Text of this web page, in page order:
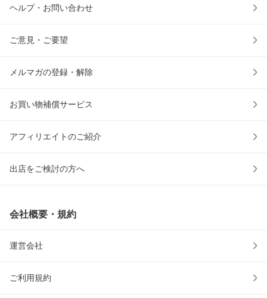
ヘルプ・お問い合わせ
ご意見・ご要望
メルマガの登録・解除
お買い物補償サービス
アフィリエイトのご紹介
出店をご検討の方へ
会社概要・規約
運営会社
ご利用規約